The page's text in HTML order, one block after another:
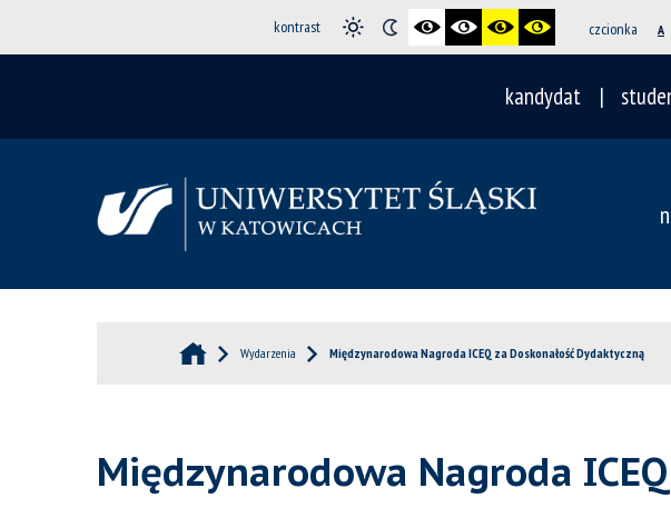
kontrast czcionka A
kandydat
Wydarzenia Międzynarodowa Nagroda ICEQ za Doskonałość Dydaktyczną
Międzynarodowa Nagroda